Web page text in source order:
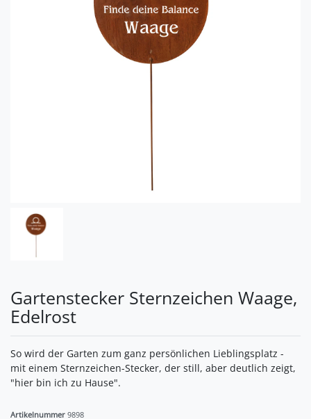
Gartenstecker Sternzeichen Waage,
Edelrost
So wird der Garten zum ganz persönlichen Lieblingsplatz -
mit einem Sternzeichen-Stecker, der still, aber deutlich zeigt,
"hier bin ich zu Hause".
Artikelnummer 9898